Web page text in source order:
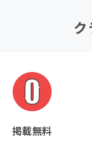
ク
掲載無料